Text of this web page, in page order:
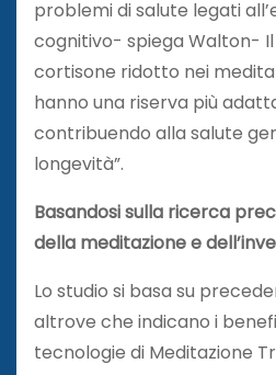
problemi di salute legati
cognitivo- spiega Walton-
cortisone ridotto nei
hanno una riserva più
contribuendo alla salute
longevità”.
Basandosi sulla ricerca
della meditazione e
Lo studio si basa su
altrove che indicano i
tecnologie di Meditazione